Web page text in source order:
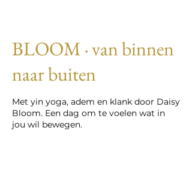
BLOOM · van binnen
naar buiten
Met yin yoga, adem en klank door Daisy
Bloom. Een dag om te voelen wat in
jou wil bewegen.